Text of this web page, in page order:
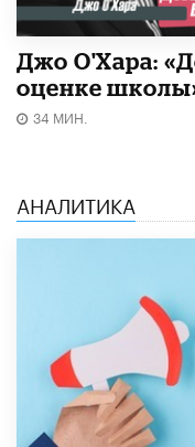
Джо О'Хара:
оценке
34 МИН.
АНАЛИТИКА